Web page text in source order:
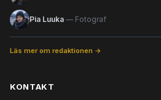
Pia Luuka — Fotograf
Läs mer om redaktionen →
KONTAKT